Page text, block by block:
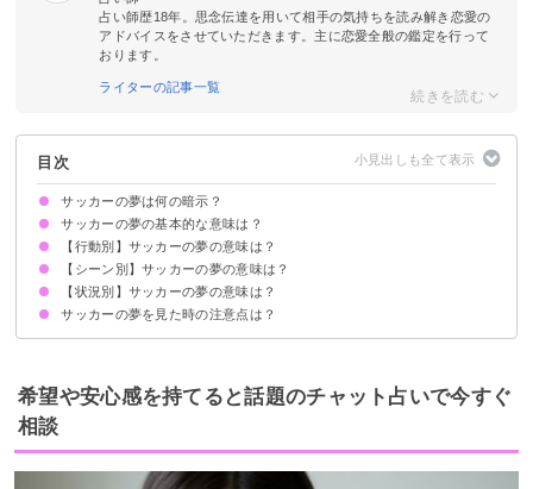
占い師歴18年。思念伝達を用いて相手の気持ちを読み解き恋愛の
アドバイスをさせていただきます。主に恋愛全般の鑑定を行って
おります。
ライターの記事一覧
目次
サッカーの夢は何の暗示？
サッカーの夢の基本的な意味は？
目標とするものの象徴
状況によって意味が決まる
【行動別】サッカーの夢の意味は？
サッカーをする夢【吉夢】
サッカーを観戦する夢【警告夢】
サッカー選手と話す夢【吉夢】
サッカー選手になる夢【吉夢】
サッカーの試合で活躍する夢【吉夢】
サッカーの練習をする夢【吉夢】
【シーン別】サッカーの夢の意味は？
サッカーでパスをする夢【吉夢】
サッカーでシュートが決まらない夢【凶夢】
サッカーでゴールを決める夢【吉夢】
サッカーでゴールキーパをする夢【警告夢】
サッカーでリフティングする夢【吉夢】
【状況別】サッカーの夢の意味は？
サッカーで怪我をする夢【凶夢】
サッカーボールが印象的な夢【吉夢】
サッカーの試合で退場する夢【凶夢】
サッカーが楽しくない夢【警告夢】
サッカーの夢を見た時の注意点は？
目標に向かって計画的に努力する
吉夢なら話さず警告夢や凶夢は人に話す
希望や安心感を持てると話題のチャット占いで今すぐ
相談